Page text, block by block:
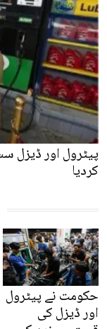
پیٹرول اور ڈیزل
کردیا
حکومت نے پیٹرول
اور ڈیزل کی